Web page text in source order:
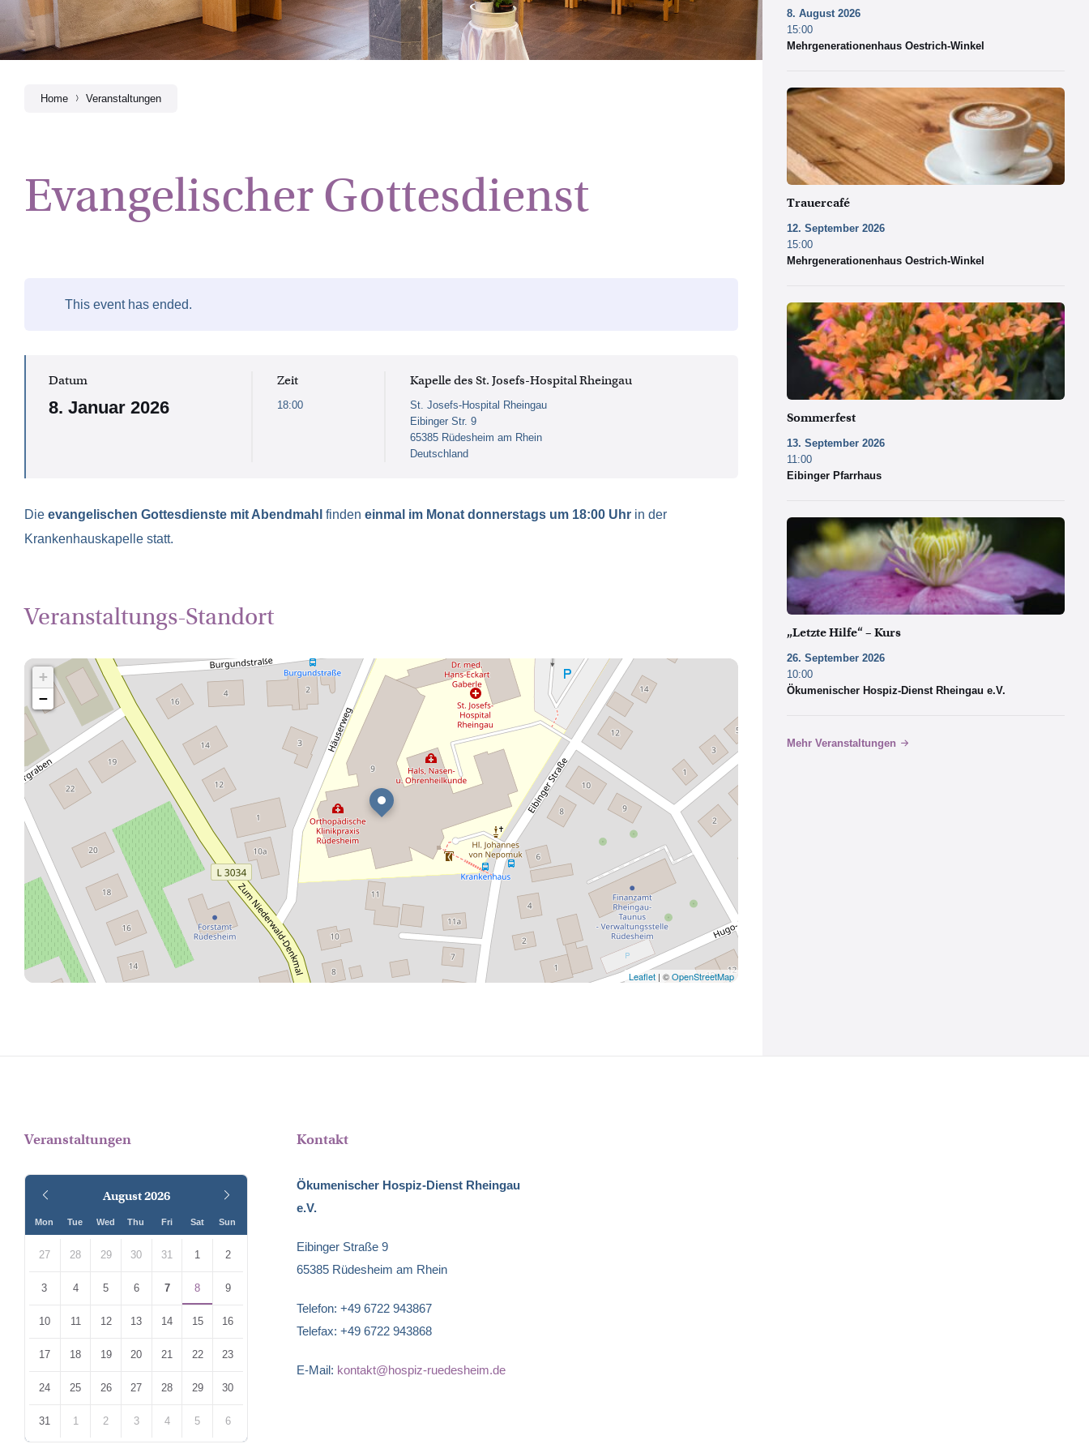
Home Veranstaltungen
Evangelischer Gottesdienst
This event has ended.
Datum
8. Januar 2026
Zeit
18:00
Kapelle des St. Josefs-Hospital Rheingau
St. Josefs-Hospital Rheingau
Eibinger Str. 9
65385 Rüdesheim am Rhein
Deutschland
Die evangelischen Gottesdienste mit Abendmahl finden einmal im Monat donnerstags um 18:00 Uhr in der
Krankenhauskapelle statt.
Veranstaltungs-Standort
+
−
Leaflet| ©OpenStreetMap
8. August 2026
15:00
Mehrgenerationenhaus Oestrich-Winkel
Copyright
by
Pexels
Trauercafé
12. September 2026
15:00
Mehrgenerationenhaus Oestrich-Winkel
Copyright
by
Pixabay
Sommerfest
13. September 2026
11:00
Eibinger Pfarrhaus
„Letzte Hilfe“ – Kurs
26. September 2026
10:00
Ökumenischer Hospiz-Dienst Rheingau e.V.
Mehr Veranstaltungen
Veranstaltungen
August2026
Month
Month
Mon Tue Wed Thu Fri Sat Sun
calendar
27 28 29 30 31 1 2
3 4 5 6 7 8 9
10 11 12 13 14 15 16
17 18 19 20 21 22 23
24 25 26 27 28 29 30
31 1 2 3 4 5 6
Kontakt
Ökumenischer Hospiz-Dienst Rheingau
e.V.
Eibinger Straße 9
65385 Rüdesheim am Rhein
Telefon: +49 6722 943867
Telefax: +49 6722 943868
E-Mail: kontakt@hospiz-ruedesheim.de